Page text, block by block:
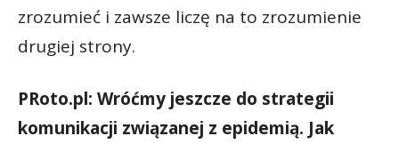
zrozumieć i zawsze liczę na to zrozumienie
drugiej strony.
PRoto.pl: Wróćmy jeszcze do strategii
komunikacji związanej z epidemią. Jak